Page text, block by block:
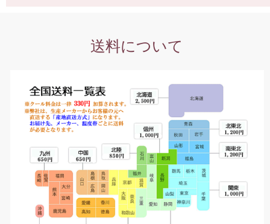
送料について